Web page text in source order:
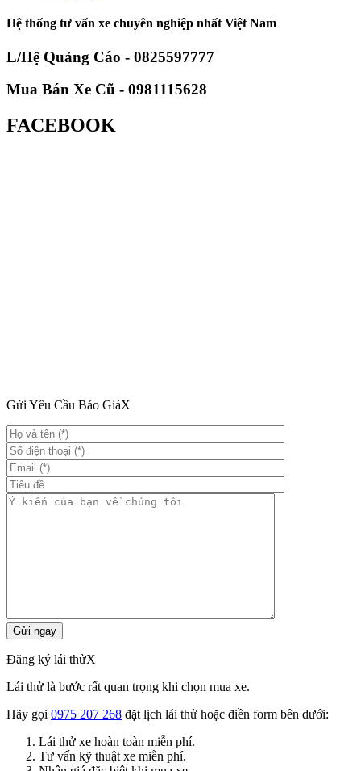
Hệ thống tư vấn xe chuyên nghiệp nhất Việt Nam
L/Hệ Quảng Cáo - 0825597777
Mua Bán Xe Cũ - 0981115628
FACEBOOK
Gửi Yêu Cầu Báo GiáX
Đăng ký lái thửX
Lái thử là bước rất quan trọng khi chọn mua xe.
Hãy gọi 0975 207 268 đặt lịch lái thử hoặc điền form bên dưới:
Lái thử xe hoàn toàn miễn phí.
Tư vấn kỹ thuật xe miễn phí.